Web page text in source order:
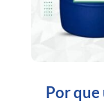
Por que